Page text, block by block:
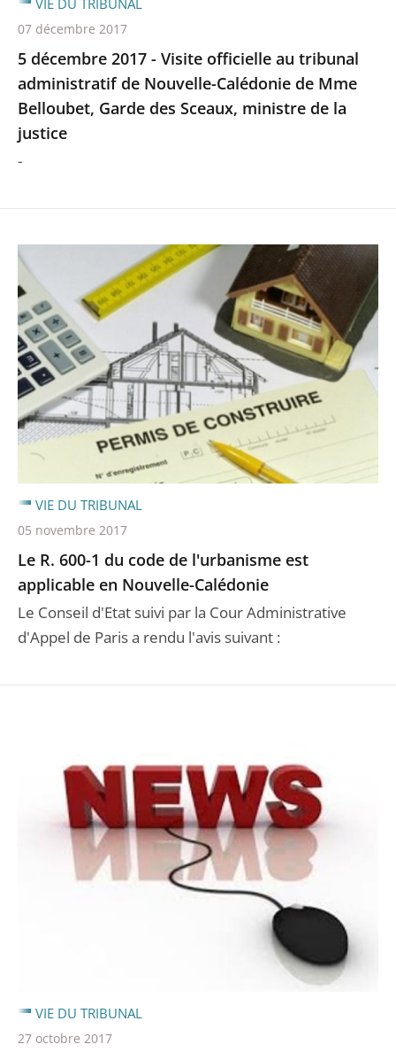
5 décembre 2017 - Visite officielle au tribunal
administratif de Nouvelle-Calédonie de Mme
Belloubet, Garde des Sceaux, ministre de la
justice
-
07 décembre 2017
Le R. 600-1 du code de l'urbanisme est
applicable en Nouvelle-Calédonie
Le Conseil d'Etat suivi par la Cour Administrative
d'Appel de Paris a rendu l'avis suivant :
VIE DU TRIBUNAL
05 novembre 2017
VIE DU TRIBUNAL
27 octobre 2017